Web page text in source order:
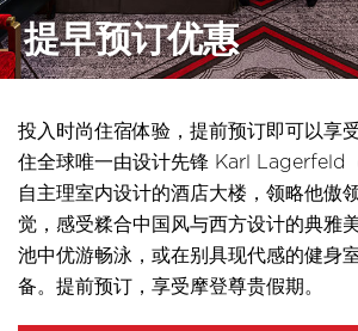
提早预订优惠
投入时尚住宿体验，提前预订即可以享
住全球唯一由设计先锋 Karl Lagerfeld
自主理室内设计的酒店大楼，领略他傲
觉，感受糅合中国风与西方设计的典雅
池中优游畅泳，或在别具现代感的健身
备。提前预订，享受摩登尊贵假期。